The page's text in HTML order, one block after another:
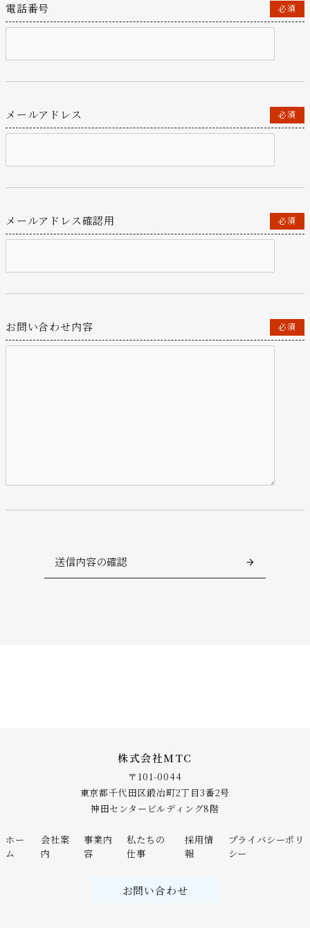
電話番号 必須
メールアドレス 必須
メールアドレス確認用 必須
お問い合わせ内容 必須
送信内容の確認
株式会社MTC
〒101-0044
東京都千代田区鍛冶町2丁目3番2号
神田センタービルディング8階
ホー
ム
会社案
内
事業内
容
私たちの
仕事
採用情
報
プライバシーポリ
シー
お問い合わせ